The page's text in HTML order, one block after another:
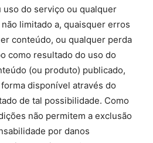
uso do serviço ou qualquer
limitado a, quaisquer erros
conteúdo, ou qualquer perda
como resultado do uso do
(ou produto) publicado,
disponível através do
de tal possibilidade. Como
não permitem a exclusão
por danos